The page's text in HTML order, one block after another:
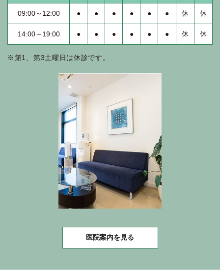
09:00～12:00 ● ● ● ● ● ● 休 休
14:00～19:00 ● ● ● ● ● ● 休 休
※第1、第3土曜日は休診です。
医院案内を見る